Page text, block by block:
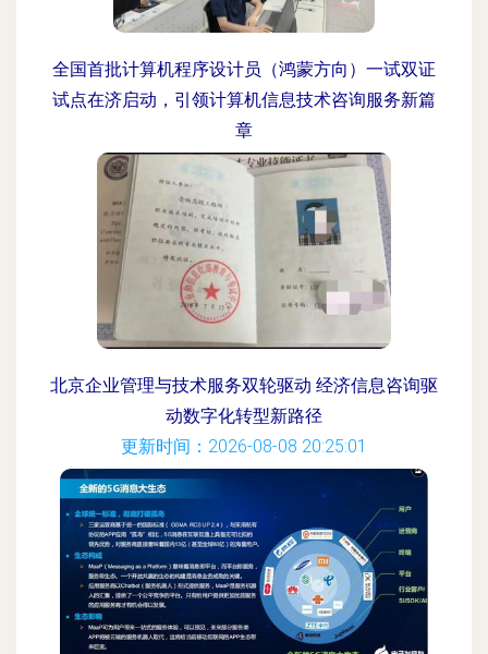
全国首批计算机程序设计员（鸿蒙方向）一试双证
试点在济启动，引领计算机信息技术咨询服务新篇
章
更新时间：2026-08-08 06:25:33
北京企业管理与技术服务双轮驱动 经济信息咨询驱
动数字化转型新路径
更新时间：2026-08-08 20:25:01